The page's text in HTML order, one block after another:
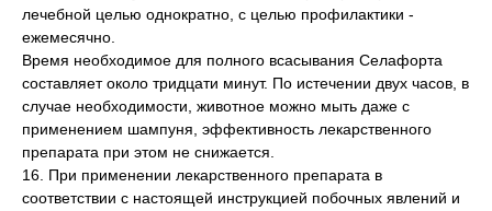
лечебной целью однократно, с целью профилактики -
ежемесячно.
Время необходимое для полного всасывания Селафорта
составляет около тридцати минут. По истечении двух часов, в
случае необходимости, животное можно мыть даже с
применением шампуня, эффективность лекарственного
препарата при этом не снижается.
16. При применении лекарственного препарата в
соответствии с настоящей инструкцией побочных явлений и